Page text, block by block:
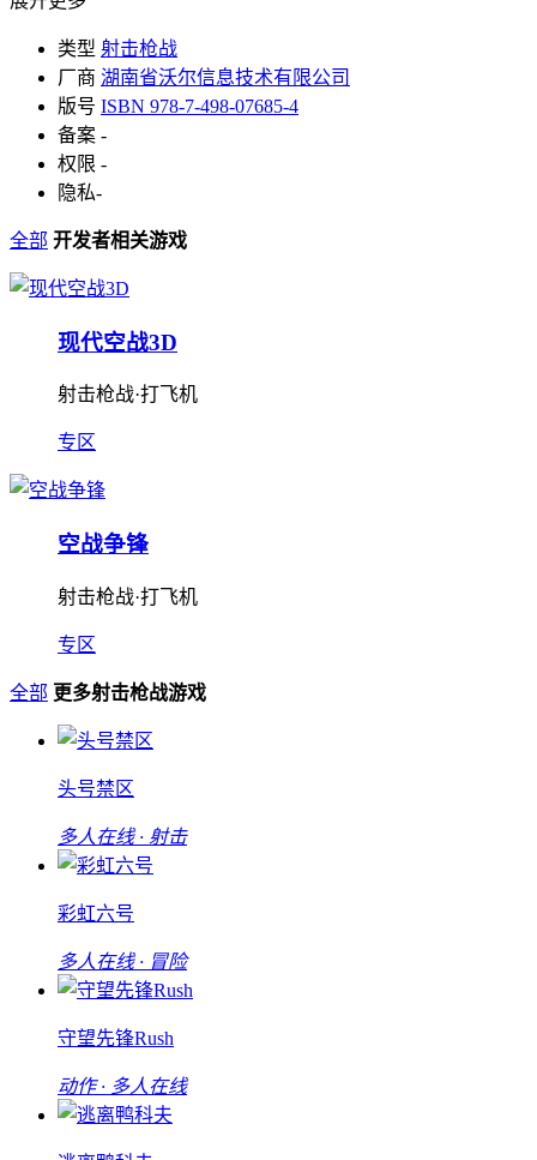
类型 射击枪战
厂商 湖南省沃尔信息技术有限公司
版号 ISBN 978-7-498-07685-4
备案 -
权限 -
隐私-
全部 开发者相关游戏
现代空战3D
射击枪战·打飞机
专区
空战争锋
射击枪战·打飞机
专区
全部 更多射击枪战游戏
头号禁区
多人在线 · 射击
彩虹六号
多人在线 · 冒险
守望先锋Rush
动作 · 多人在线